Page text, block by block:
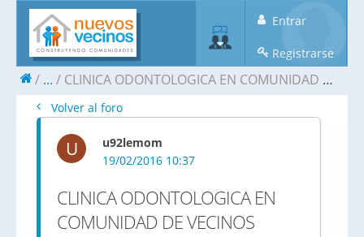
Entrar
Registrarse
... CLINICA ODONTOLOGICA EN COMUNIDAD DE VECINOS
Volver al foro
U
u92lemom
19/02/2016 10:37
CLINICA ODONTOLOGICA EN
COMUNIDAD DE VECINOS